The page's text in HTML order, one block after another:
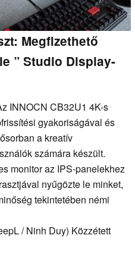
Megfizethető
” Studio Display-
INNOCN CB32U1 4K-s
gyakoriságával és
a kreatív
számára készült.
monitor az IPS-panelekhez
nyűgözte le minket,
tekintetében némi
/ Ninh Duy) Közzétett